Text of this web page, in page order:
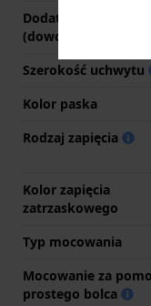
Dodatkowe
(dowolny tekst)
Szerokość uchwytu
Kolor paska
Rodzaj zapięcia
Kolor zapięcia
zatrzaskowego
Typ mocowania
Mocowanie za
prostego bolca